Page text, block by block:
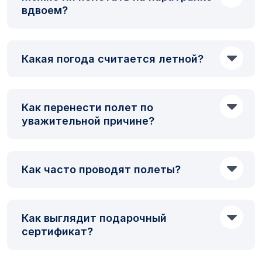
вдвоем?
Какая погода считается летной?
Как перенести полет по
уважительной причине?
Как часто проводят полеты?
Как выглядит подарочный
сертификат?